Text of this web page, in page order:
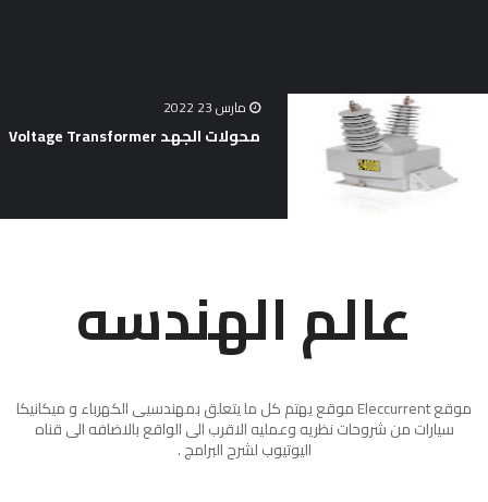
مارس 23 2022
محولات الجهد Voltage Transformer
عالم الهندسه
موقع Eleccurrent موقع يهتم كل ما يتعلق بمهندسيى الكهرباء و ميكانيكا
سيارات من شروحات نظريه وعمليه الاقرب الى الواقع بالاضافه الى قناه
اليوتيوب لشرح البرامج .